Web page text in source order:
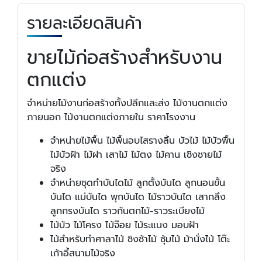
รายละเอียดสินค้า
ขายไม้ก่อสร้างสำหรับงาน
ตกแต่ง
จำหน่ายไม้งานก่อสร้างทั้งปลีกและส่ง ไม้งานตกแต่ง
ภายนอก ไม้งานตกแต่งภายใน ราคาโรงงาน
จำหน่ายไม้พื้น ไม้พื้นอบไสรางลิ้น บัวไม้ ไม้บัวพื้น
ไม้บัวฝ้า ไม้ฝา เสาไม้ ไม้ตง ไม้คาน เชิงชายไม้
จริง
จำหน่ายชุดทำบันไดไม้ ลูกตั้งบันได ลูกนอนขั้น
บันได แม่บันได พุกบันได ไม้ราวบันได เสากลึง
ลูกกรงบันได ราวกันตกไม้-ราวระเบียงไม้
ไม้บัว ไม้โครง ไม้จ๊อย ไม้ระแนง มอบฝ้า
ไม้สำหรับทำศาลาไม้ ชิงช้าไม้ ซุ้มไม้ ม้านั่งไม้ โต๊ะ
เก้าอี้สนามไม้จริง